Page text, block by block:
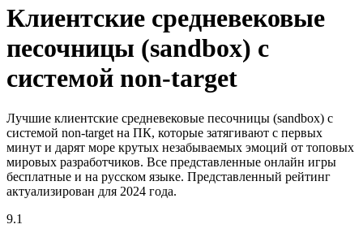
Клиентские средневековые
песочницы (sandbox) с
системой non-target
Лучшие клиентские средневековые песочницы (sandbox) с
системой non-target на ПК, которые затягивают с первых
минут и дарят море крутых незабываемых эмоций от топовых
мировых разработчиков. Все представленные онлайн игры
бесплатные и на русском языке. Представленный рейтинг
актуализирован для 2024 года.
9.1